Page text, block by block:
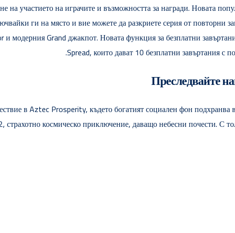
участието на играчите и възможността за награди. Новата
ги на място и вие можете да разкриете серия от повторни
модерния Grand джакпот. Новата функция за безплатни
Spread, които дават 10 безплатни завъртания с
Преследвайте
в Aztec Prosperity, където богатият социален фон
страхотно космическо приключение, даващо небесни почести. С